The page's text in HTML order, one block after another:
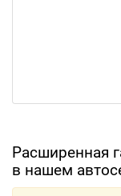
Расширенная
в нашем